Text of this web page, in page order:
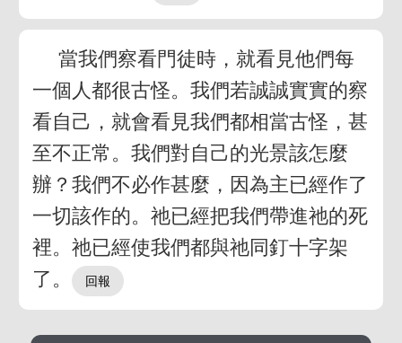
當我們察看門徒時，就看見他們每
一個人都很古怪。我們若誠誠實實的察
看自己，就會看見我們都相當古怪，甚
至不正常。我們對自己的光景該怎麼
辦？我們不必作甚麼，因為主已經作了
一切該作的。祂已經把我們帶進祂的死
裡。祂已經使我們都與祂同釘十字架
了。